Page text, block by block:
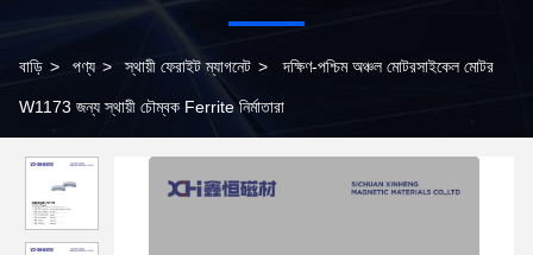
বাড়ি > পণ্য > স্থায়ী ফেরাইট ম্যাগনেট > দক্ষিণ-পশ্চিম অঞ্চল মোটরসাইকেল মোটর
W1173 জন্য স্থায়ী চৌম্বক Ferrite নির্মাতারা